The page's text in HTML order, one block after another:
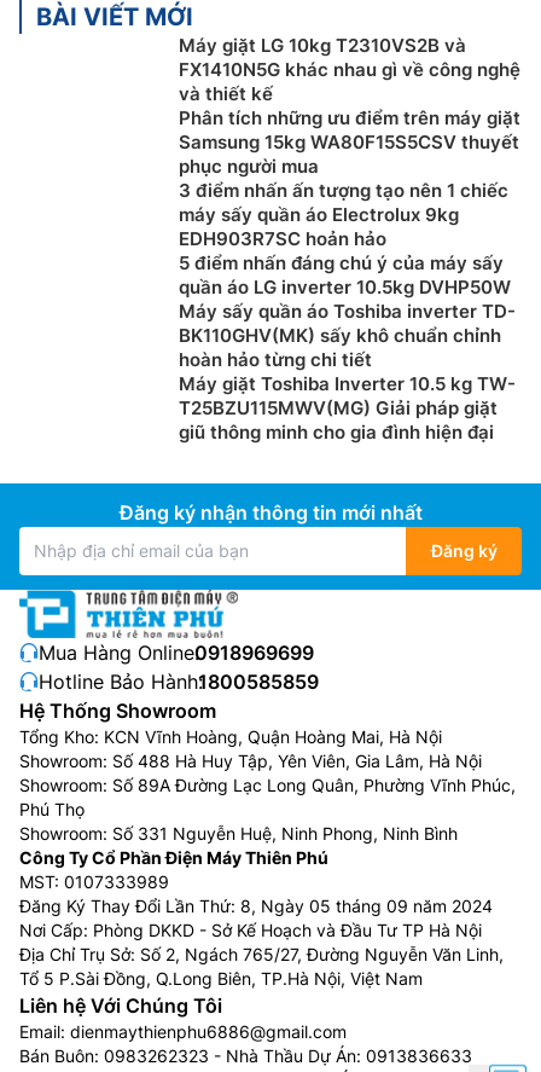
Chương trình diệt khuẩn chuyên sâu
Máy giặt Electrolux inverter 9kg EWF9023P5WC được
tích hợp chương trình anitise, được chứng nhận bởi
Swissatest, kết hợp chu trình giặt và hấp hơi nước ở
trên 60°C để loại bỏ hơn 99,99% vi khuẩn và virus.
Phấn hoa và các chất gây dị ứng cũng được ghi nhận
Công nghệ chăm sóc vải mỏng
DelicatesPlus
Đây là công nghệ giúp giúp kéo dài tuổi thọ cho
những bộ quần áo yêu thích của bạn nhờ chuyển động
giặt nhẹ nhàng và mực nước tối ưu. DelicatesPlus sẽ
chăm sóc nhẹ nhàng cho mọi loại vải mỏng, bao gồm
cả vải cotton cao cấp – giúp chúng luôn bền đẹp và
BÀI VIẾT MỚI
Máy giặt LG 10kg T2310VS2B và
FX1410N5G khác nhau gì về công nghệ
và thiết kế
Phân tích những ưu điểm trên máy giặt
Samsung 15kg WA80F15S5CSV thuyết
phục người mua
3 điểm nhấn ấn tượng tạo nên 1 chiếc
máy sấy quần áo Electrolux 9kg
EDH903R7SC hoản hảo
5 điểm nhấn đáng chú ý của máy sấy
quần áo LG inverter 10.5kg DVHP50W
Máy sấy quần áo Toshiba inverter TD-
BK110GHV(MK) sấy khô chuẩn chỉnh
hoàn hảo từng chi tiết
Máy giặt Toshiba Inverter 10.5 kg TW-
T25BZU115MWV(MG) Giải pháp giặt
giũ thông minh cho gia đình hiện đại
Đăng ký nhận thông tin mới nhất
Đăng ký
Mua Hàng Online:0918969699
Hotline Bảo Hành:1800585859
Hệ Thống Showroom
Tổng Kho: KCN Vĩnh Hoàng, Quận Hoàng Mai, Hà Nội
Showroom: Số 488 Hà Huy Tập, Yên Viên, Gia Lâm, Hà Nội
Showroom: Số 89A Đường Lạc Long Quân, Phường Vĩnh Phúc,
Phú Thọ
Showroom: Số 331 Nguyễn Huệ, Ninh Phong, Ninh Bình
Công Ty Cổ Phần Điện Máy Thiên Phú
MST: 0107333989
Đăng Ký Thay Đổi Lần Thứ: 8, Ngày 05 tháng 09 năm 2024
Nơi Cấp: Phòng DKKD - Sở Kế Hoạch và Đầu Tư TP Hà Nội
Địa Chỉ Trụ Sở: Số 2, Ngách 765/27, Đường Nguyễn Văn Linh,
Tổ 5 P.Sài Đồng, Q.Long Biên, TP.Hà Nội, Việt Nam
Liên hệ Với Chúng Tôi
Email: dienmaythienphu6886@gmail.com
Bán Buôn: 0983262323 - Nhà Thầu Dự Án: 0913836633